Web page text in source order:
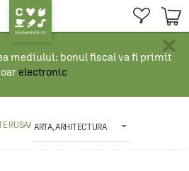
×
mediului: bonul fiscal va fi primit
electronic
RUSA/ ARTA, ARHITECTURA